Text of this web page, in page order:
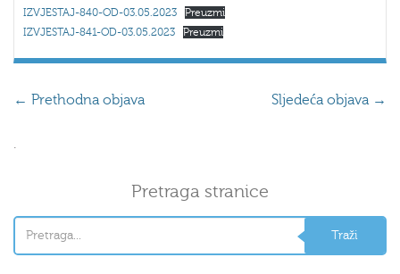
IZVJESTAJ-840-OD-03.05.2023
Preuzmi
IZVJESTAJ-841-OD-03.05.2023
Preuzmi
← Prethodna objava Sljedeća objava →
.
Pretraga stranice